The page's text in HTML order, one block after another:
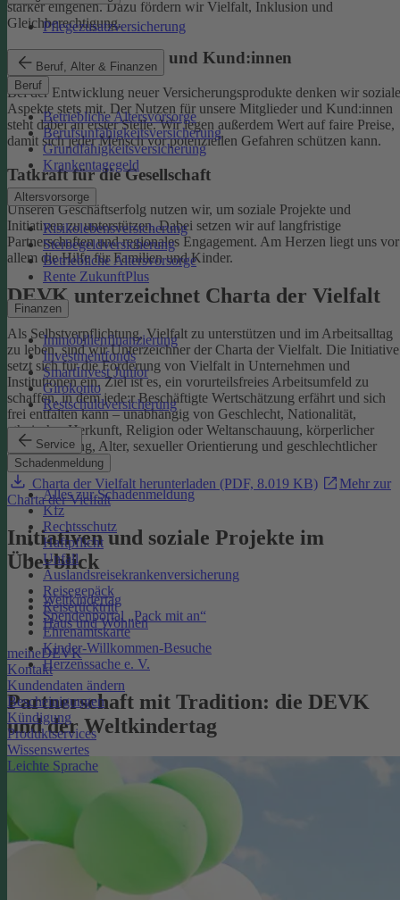
Pflegezusatzversicherung
Beruf, Alter & Finanzen
Beruf
Betriebliche Altersvorsorge
Berufsunfähigkeitsversicherung
Grundfähigkeitsversicherung
Krankentagegeld
Altersvorsorge
Risikolebensversicherung
Sterbegeldversicherung
Betriebliche Altersvorsorge
Rente ZukunftPlus
Finanzen
Immobilienfinanzierung
Investmentfonds
SmartInvest Junior
Girokonto
Restschuldversicherung
Service
Schadenmeldung
Alles zur Schadenmeldung
Kfz
Rechtsschutz
Haftpflicht
Unfall
Auslandsreisekrankenversicherung
Reisegepäck
Reiserücktritt
Haus und Wohnen
meineDEVK
Kontakt
Kundendaten ändern
Bescheinigungen
Kündigung
Produktservices
Wissenswertes
Leichte Sprache
stärker eingehen. Dazu fördern wir Vielfalt, Inklusion und
Gleichberechtigung.
Begeisterte Mitglieder und Kund:innen
Bei der Entwicklung neuer Versicherungsprodukte denken wir soziale
Aspekte stets mit. Der Nutzen für unsere Mitglieder und Kund:innen
steht dabei an erster Stelle.Wir legen außerdem Wert auf faire Preise,
damit sich jeder Mensch vor potenziellen Gefahren schützen kann.
Tatkraft für die Gesellschaft
Unseren Geschäftserfolg nutzen wir, um soziale Projekte und
Initiativen zu unterstützen. Dabei setzen wir auf langfristige
Partnerschaften und regionales Engagement. Am Herzen liegt uns vor
allem die Hilfe für Familien und Kinder.
DEVK unterzeichnet Charta der Vielfalt
Als Selbstverpflichtung, Vielfalt zu unterstützen und im Arbeitsalltag
zu leben, sind wir Unterzeichner der Charta der Vielfalt. Die Initiative
setzt sich für die Förderung von Vielfalt in Unternehmen und
Institutionen ein.Ziel ist es, ein vorurteilsfreies Arbeitsumfeld zu
schaffen, in dem jede:r Beschäftigte Wertschätzung erfährt und sich
frei entfalten kann – unabhängig von Geschlecht, Nationalität,
ethnischer Herkunft, Religion oder Weltanschauung, körperlicher
Einschränkung, Alter, sexueller Orientierung und geschlechtlicher
Identität.
Charta der Vielfalt herunterladen (PDF, 8.019 KB)
Mehr zur
Charta der Vielfalt
Initiativen und soziale Projekte im
Überblick
Weltkindertag
Spendenportal „Pack mit an“
Ehrenamtskarte
Kinder-Willkommen-Besuche
Herzenssache e. V.
Partnerschaft mit Tradition: die DEVK
und der Weltkindertag